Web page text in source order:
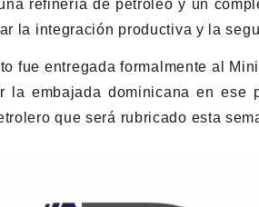
refinería de petróleo y un
la integración productiva y la
fue entregada formalmente al
la embajada dominicana en ese
que será rubricado esta